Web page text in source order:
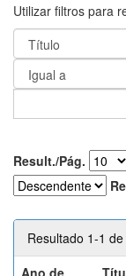
Utilizar filtros para
Result./Pág.
Resultado 1-1 de
Ano de